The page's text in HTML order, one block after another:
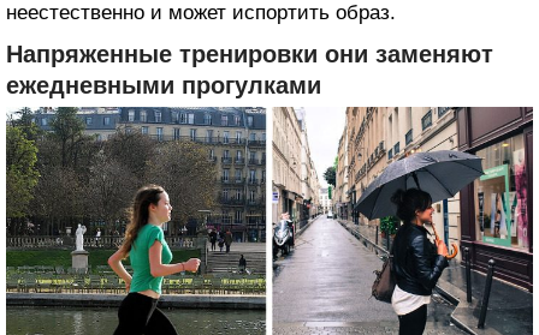
неестественно и может испортить образ.
Напряженные тренировки они заменяют
ежедневными прогулками